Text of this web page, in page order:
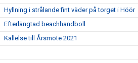
Hyllning i strålande fint väder på torget i Höör
Efterlängtad beachhandboll
Kallelse till Årsmöte 2021